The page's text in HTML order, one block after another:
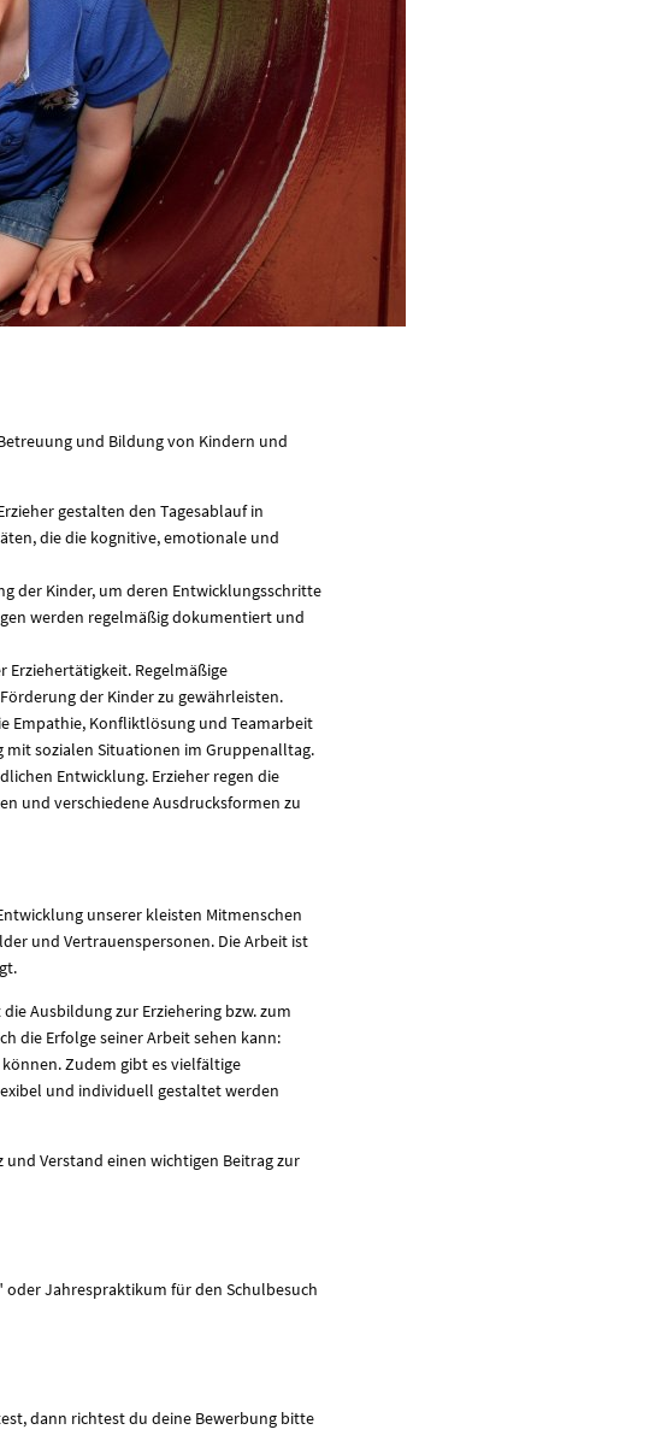
und Bildung von Kindern und
gestalten den Tagesablauf in
die die kognitive, emotionale und
der Kinder, um deren Entwicklungsschritte
werden regelmäßig dokumentiert und
Regelmäßige
der Kinder zu gewährleisten.
Empathie, Konfliktlösung und Teamarbeit
mit sozialen Situationen im Gruppenalltag.
Entwicklung. Erzieher regen die
und verschiedene Ausdrucksformen zu
unserer kleisten Mitmenschen
und Vertrauenspersonen. Die Arbeit ist
die Ausbildung zur Erziehering bzw. zum
die Erfolge seiner Arbeit sehen kann:
Zudem gibt es vielfältige
und individuell gestaltet werden
Verstand einen wichtigen Beitrag zur
Jahrespraktikum für den Schulbesuch
dann richtest du deine Bewerbung bitte